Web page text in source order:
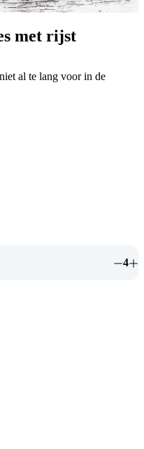
met rijst
al te lang voor in de
4